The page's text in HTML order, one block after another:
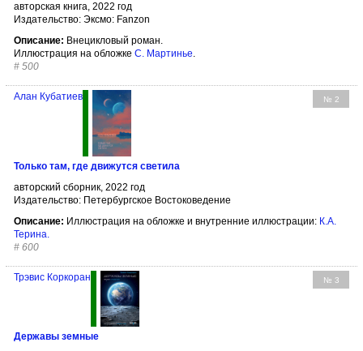
авторская книга, 2022 год
Издательство: Эксмо: Fanzon
Описание: Внецикловый роман.
Иллюстрация на обложке С. Мартинье.
# 500
№ 2
Алан Кубатиев
Только там, где движутся светила
авторский сборник, 2022 год
Издательство: Петербургское Востоковедение
Описание: Иллюстрация на обложке и внутренние иллюстрации: К.А.
Терина
# 600
№ 3
Трэвис Коркоран
Державы земные